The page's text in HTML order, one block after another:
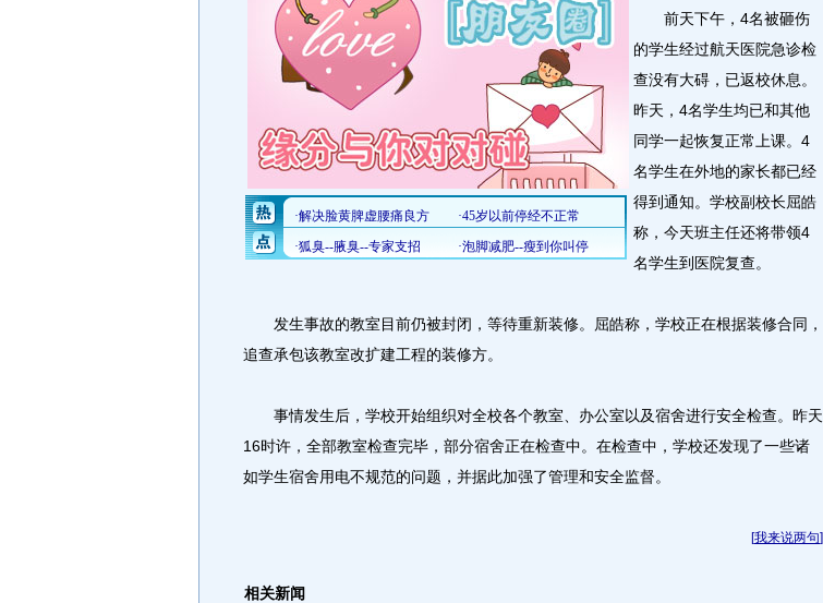
前天下午，4名被砸伤
的学生经过航天医院急诊检
查没有大碍，已返校休息。
昨天，4名学生均已和其他
同学一起恢复正常上课。4
名学生在外地的家长都已经
得到通知。学校副校长屈皓
称，今天班主任还将带领4
名学生到医院复查。
发生事故的教室目前仍被封闭，等待重新装修。屈皓称，学校正在根据装修合同，
追查承包该教室改扩建工程的装修方。
事情发生后，学校开始组织对全校各个教室、办公室以及宿舍进行安全检查。昨天
16时许，全部教室检查完毕，部分宿舍正在检查中。在检查中，学校还发现了一些诸
如学生宿舍用电不规范的问题，并据此加强了管理和安全监督。
[我来说两句]
相关新闻